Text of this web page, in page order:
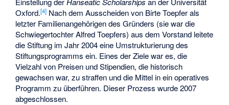
Oxford.[4] Nach dem Ausscheiden von Birte Toepfer als
letzter Familienangehörigen des Gründers (sie war die
Schwiegertochter Alfred Toepfers) aus dem Vorstand leitete
die Stiftung im Jahr 2004 eine Umstrukturierung des
Stiftungsprogramms ein. Eines der Ziele war es, die
Vielzahl von Preisen und Stipendien, die historisch
gewachsen war, zu straffen und die Mittel in ein operatives
Programm zu überführen. Dieser Prozess wurde 2007
abgeschlossen.